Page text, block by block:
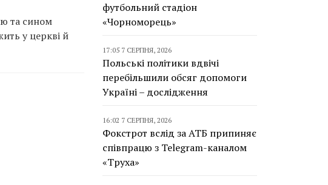
та сином
у церкві й
футбольний стадіон
«Чорноморець»
17:05 7 СЕРПНЯ, 2026
Польські політики вдвічі
перебільшили обсяг допомоги
Україні – дослідження
16:02 7 СЕРПНЯ, 2026
Фокстрот вслід за АТБ припиняє
співпрацю з Telegram-каналом
«Труха»